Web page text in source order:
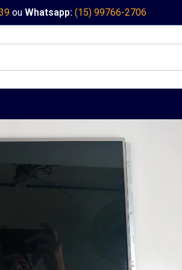
ou Whatsapp: (15) 99766-2706